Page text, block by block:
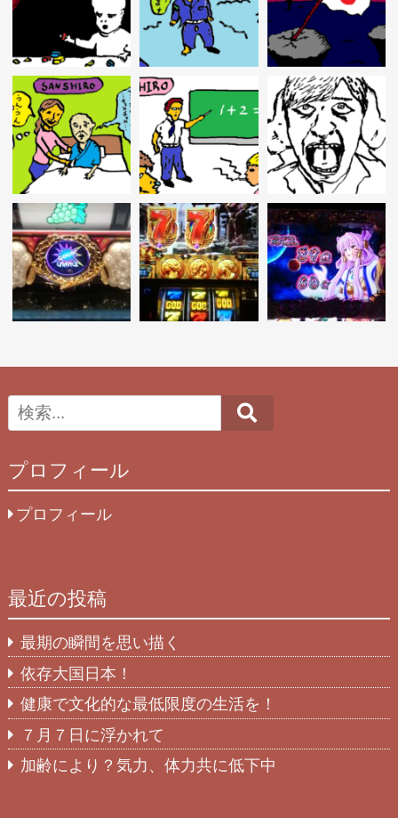
プロフィール
プロフィール
最近の投稿
最期の瞬間を思い描く
依存大国日本！
健康で文化的な最低限度の生活を！
７月７日に浮かれて
加齢により？気力、体力共に低下中